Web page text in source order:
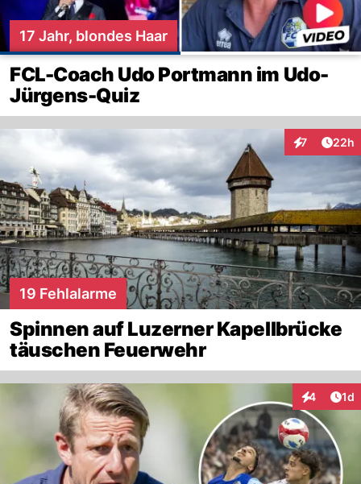
17 Jahr, blondes Haar
FCL-Coach Udo Portmann im Udo-
Jürgens-Quiz
7
Interaktionen
22h
19 Fehlalarme
Spinnen auf Luzerner Kapellbrücke
täuschen Feuerwehr
4 1d